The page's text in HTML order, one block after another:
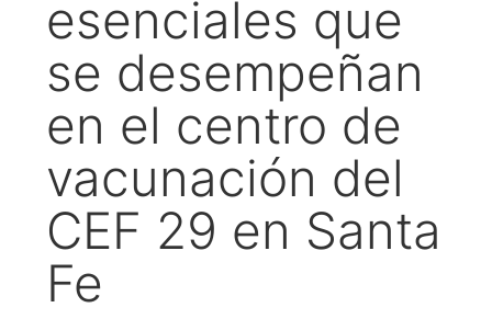
esenciales que
se desempeñan
en el centro de
vacunación del
CEF 29 en Santa
Fe